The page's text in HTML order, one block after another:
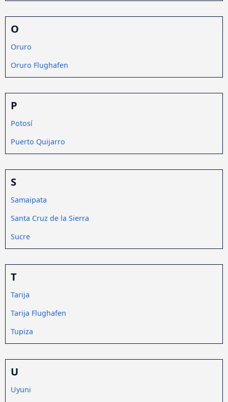
O
Oruro
Oruro Flughafen
P
Potosí
Puerto Quijarro
S
Samaipata
Santa Cruz de la Sierra
Sucre
T
Tarija
Tarija Flughafen
Tupiza
U
Uyuni